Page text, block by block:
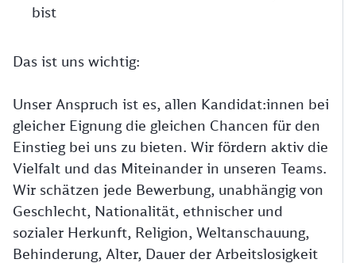
bist
Das ist uns wichtig:
Unser Anspruch ist es, allen Kandidat:innen bei
gleicher Eignung die gleichen Chancen für den
Einstieg bei uns zu bieten. Wir fördern aktiv die
Vielfalt und das Miteinander in unseren Teams.
Wir schätzen jede Bewerbung, unabhängig von
Geschlecht, Nationalität, ethnischer und
sozialer Herkunft, Religion, Weltanschauung,
Behinderung, Alter, Dauer der Arbeitslosigkeit